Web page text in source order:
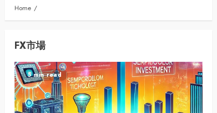
Home
FX市場
5 min read